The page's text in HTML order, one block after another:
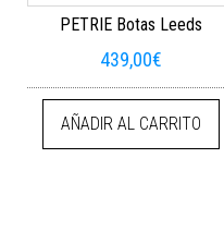
PETRIE Botas Leeds
439,00€
AÑADIR AL CARRITO